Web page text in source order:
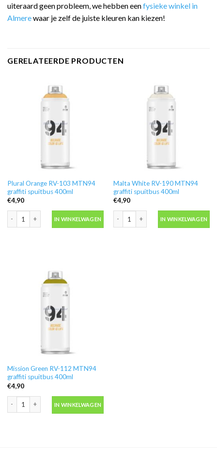
uiteraard geen probleem, we hebben eenfysieke winkel in
Almerewaar je zelf de juiste kleuren kan kiezen!
GERELATEERDE PRODUCTEN
Plural Orange RV-103 MTN94
graffiti spuitbus 400ml
€4,90
IN WINKELWAGEN
Malta White RV-190 MTN94
graffiti spuitbus 400ml
€4,90
IN WINKELWAGEN
Mission Green RV-112 MTN94
graffiti spuitbus 400ml
€4,90
IN WINKELWAGEN